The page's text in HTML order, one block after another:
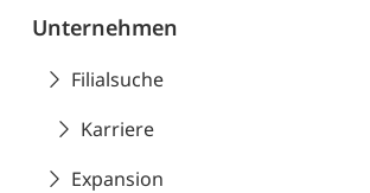
Unternehmen
Filialsuche
Karriere
Expansion